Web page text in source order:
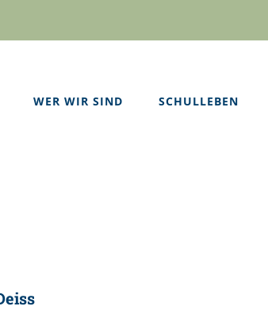
WER WIR SIND SCHULLEBEN